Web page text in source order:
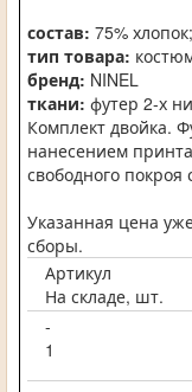
состав: 75%
тип товара:
бренд: NINEL
ткани: футер 2-х
Комплект двойка.
нанесением
свободного
Указанная цена
сборы.
Артикул
На складе, шт.
-
1